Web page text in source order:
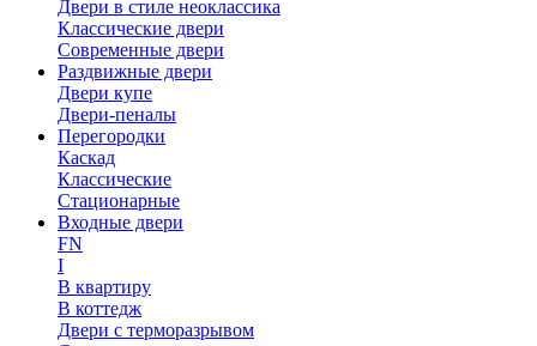
Двери в стиле неоклассика
Классические двери
Современные двери
Раздвижные двери
Двери купе
Двери-пеналы
Перегородки
Каскад
Классические
Стационарные
Входные двери
FN
I
В квартиру
В коттедж
Двери с терморазрывом